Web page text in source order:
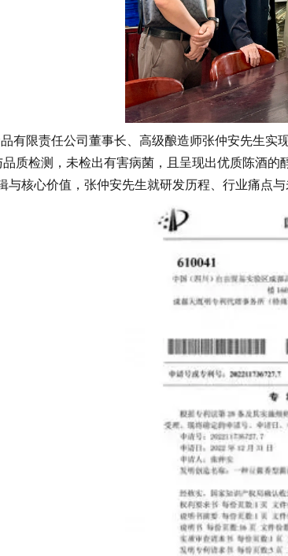
限责任公司董事长、高级酿造师张仲安先生实
质检测，未检出有害病菌，且呈现出优质陈酒
与核心价值，张仲安先生就研发历程、行业痛点与